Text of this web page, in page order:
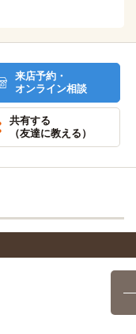
来店予約・
オンライン相談
共有する
（友達に教える）